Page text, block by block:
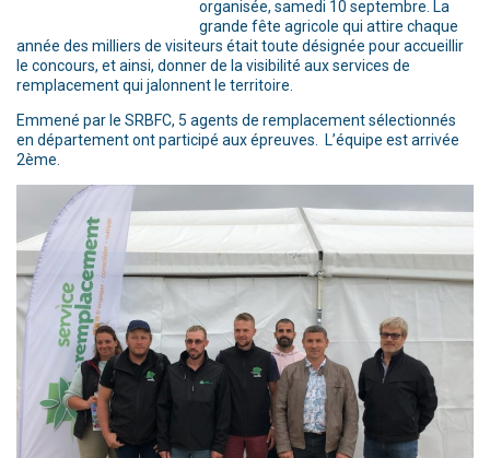
organisée, samedi 10 septembre. La
grande fête agricole qui attire chaque
année des milliers de visiteurs était toute désignée pour accueillir
le concours, et ainsi, donner de la visibilité aux services de
remplacement qui jalonnent le territoire.
Emmené par le SRBFC, 5 agents de remplacement sélectionnés
en département ont participé aux épreuves. L’équipe est arrivée
2ème.